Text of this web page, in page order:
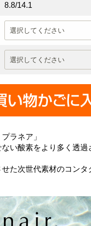
8.8/14.1
ラネア」
い酸素をより多く透過
た次世代素材のコンタ